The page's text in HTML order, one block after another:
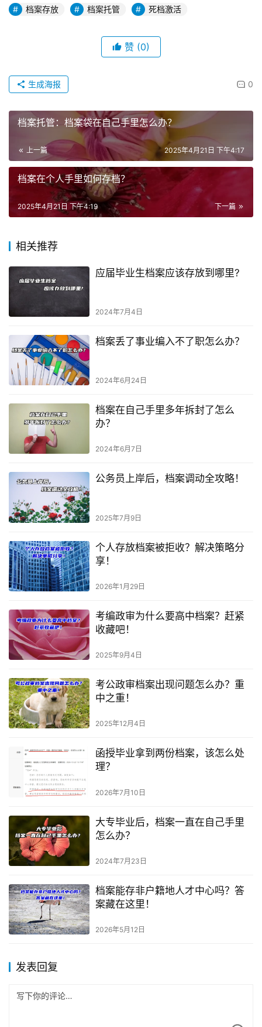
档案存放 档案托管 死档激活
赞 (0)
0
生成海报
档案托管：档案袋在自己手里怎么办？
上一篇 2025年4月21日 下午4:17
档案在个人手里如何存档？
下一篇
2025年4月21日 下午4:19
相关推荐
应届毕业生档案应该存放到哪里?
2024年7月4日
档案丢了事业编入不了职怎么办？
2024年6月24日
档案在自己手里多年拆封了怎么
办？
2024年6月7日
公务员上岸后，档案调动全攻略！
2025年7月9日
个人存放档案被拒收？解决策略分
享！
2026年1月29日
考编政审为什么要高中档案？赶紧
收藏吧！
2025年9月4日
考公政审档案出现问题怎么办？重
中之重！
2025年12月4日
函授毕业拿到两份档案，该怎么处
理？
2026年7月10日
大专毕业后，档案一直在自己手里
怎么办？
2024年7月23日
档案能存非户籍地人才中心吗？答
案藏在这里！
2026年5月12日
发表回复